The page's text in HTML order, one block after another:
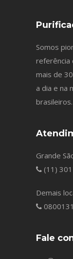
Somos
referência
mais de
a dia e na
brasileiros.
Grande
(11)
Demais
Fale